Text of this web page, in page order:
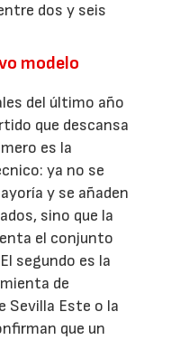
dos y seis
modelo
del último año
que descansa
es la
ya no se
y se añaden
sino que la
el conjunto
segundo es la
de
Sevilla Este o la
que un